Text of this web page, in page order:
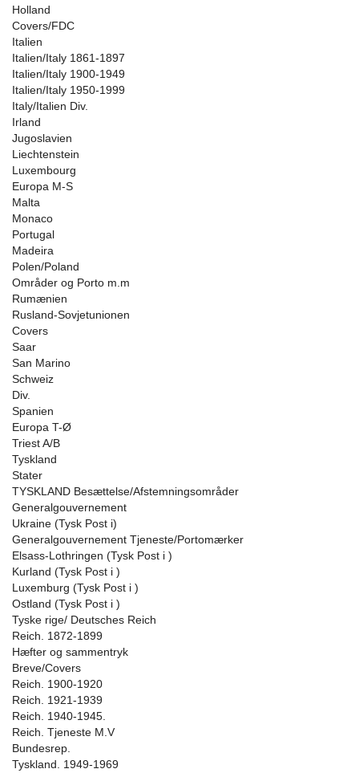
Holland
Covers/FDC
Italien
Italien/Italy 1861-1897
Italien/Italy 1900-1949
Italien/Italy 1950-1999
Italy/Italien Div.
Irland
Jugoslavien
Liechtenstein
Luxembourg
Europa M-S
Malta
Monaco
Portugal
Madeira
Polen/Poland
Områder og Porto m.m
Rumænien
Rusland-Sovjetunionen
Covers
Saar
San Marino
Schweiz
Div.
Spanien
Europa T-Ø
Triest A/B
Tyskland
Stater
TYSKLAND Besættelse/Afstemningsområder
Generalgouvernement
Ukraine (Tysk Post i)
Generalgouvernement Tjeneste/Portomærker
Elsass-Lothringen (Tysk Post i )
Kurland (Tysk Post i )
Luxemburg (Tysk Post i )
Ostland (Tysk Post i )
Tyske rige/ Deutsches Reich
Reich. 1872-1899
Hæfter og sammentryk
Breve/Covers
Reich. 1900-1920
Reich. 1921-1939
Reich. 1940-1945.
Reich. Tjeneste M.V
Bundesrep.
Tyskland. 1949-1969